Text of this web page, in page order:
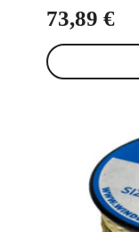
73,89 €